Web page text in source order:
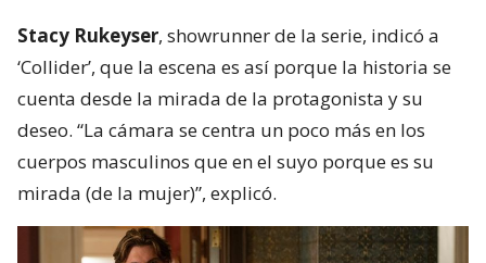
Stacy Rukeyser, showrunner de la serie, indicó a
‘Collider’, que la escena es así porque la historia se
cuenta desde la mirada de la protagonista y su
deseo. “La cámara se centra un poco más en los
cuerpos masculinos que en el suyo porque es su
mirada (de la mujer)”, explicó.